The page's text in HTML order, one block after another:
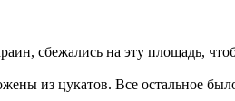
сбежались на эту площадь,
из цукатов. Все остальное